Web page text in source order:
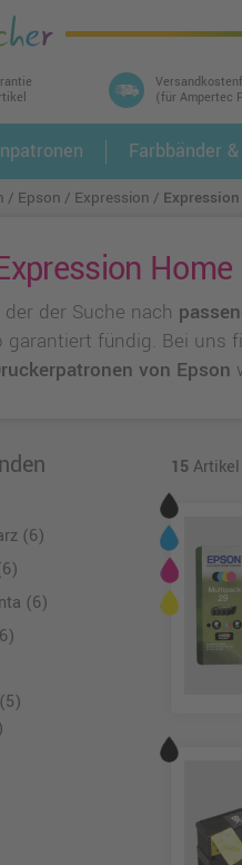
(für Ampertec
ihr Druckermodell
Artikel finden ➤ 1.
Farbbänder
Epson Expression
der Suche nach
garantiert fündig. Bei uns
von Epson
(6)
(6)
(5)
15